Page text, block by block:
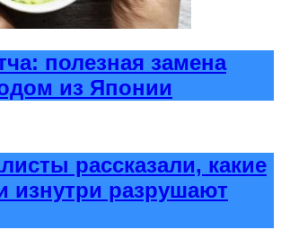
полезная замена
из Японии
рассказали, какие
изнутри разрушают